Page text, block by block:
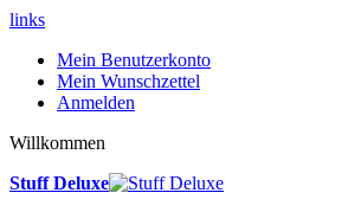
links
Mein Benutzerkonto
Mein Wunschzettel
Anmelden
Willkommen
Stuff Deluxe